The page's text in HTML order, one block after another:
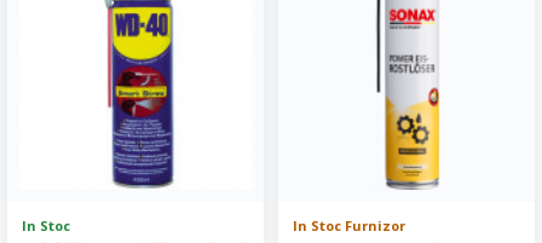
In Stoc In Stoc Furnizor